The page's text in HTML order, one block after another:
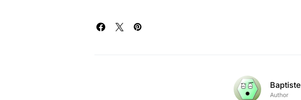
Baptiste
Author